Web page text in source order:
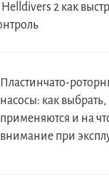
2 как
Пластинчато-
насосы: как выбрать,
применяются и на
внимание при